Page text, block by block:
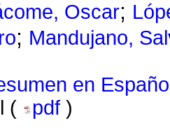
Oscar;
; Mandujano,
en
(
pdf )